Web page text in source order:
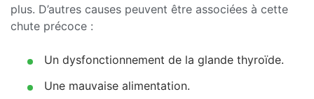
plus. D’autres causes peuvent être associées à cette
chute précoce :
Un dysfonctionnement de la glande thyroïde.
Une mauvaise alimentation.